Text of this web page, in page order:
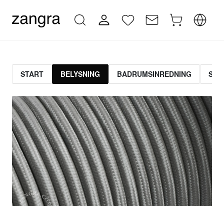
START BELYSNING BADRUMSINREDNING